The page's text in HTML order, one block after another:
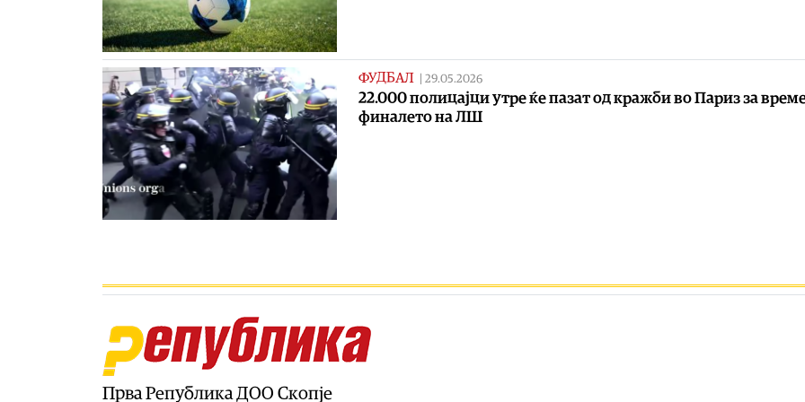
ФУДБАЛ | 29.05.2026
22.000 полицајци утре ќе пазат од кражби во Париз за
финалето на ЛШ
Прва Република ДОО Скопје